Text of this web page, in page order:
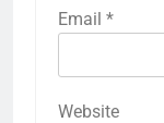
Email *
Website